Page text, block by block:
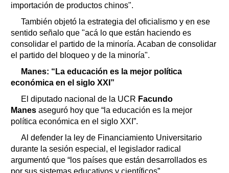
importación de productos chinos".
También objetó la estrategia del oficialismo y en ese
sentido señalo que "acá lo que están haciendo es
consolidar el partido de la minoría. Acaban de consolidar
el partido del bloqueo y de la minoría".
Manes: “La educación es la mejor política
económica en el siglo XXI”
El diputado nacional de la UCR Facundo
Manes aseguró hoy que “la educación es la mejor
política económica en el siglo XXI”.
Al defender la ley de Financiamiento Universitario
durante la sesión especial, el legislador radical
argumentó que “los países que están desarrollados es
por sus sistemas educativos y científicos”.